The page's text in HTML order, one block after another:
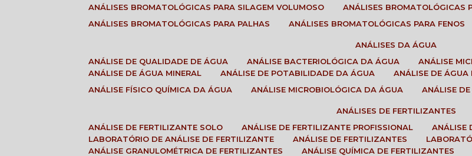
ANÁLISES BROMATOLÓGICAS PARA SILAGEM VOLUMOSO
ANÁLISES BROMATOLÓGICAS
ANÁLISES BROMATOLÓGICAS PARA PALHAS
ANÁLISES BROMATOLÓGICAS PARA FENOS
ANÁLISES DA ÁGUA
ANÁLISE DE QUALIDADE DE ÁGUA
ANÁLISE BACTERIOLÓGICA DA ÁGUA ANÁLISE
ANÁLISE DE ÁGUA MINERAL
ANÁLISE DE POTABILIDADE DA ÁGUA ANÁLISE DE
ANÁLISE FÍSICO QUÍMICA DA ÁGUA
ANÁLISE MICROBIOLÓGICA DA ÁGUA ANÁLISE
ANÁLISES DE FERTILIZANTES
ANÁLISE DE FERTILIZANTE SOLO
ANÁLISE DE FERTILIZANTE PROFISSIONAL
LABORATÓRIO DE ANÁLISE DE FERTILIZANTE
ANÁLISE DE FERTILIZANTES
ANÁLISE GRANULOMÉTRICA DE FERTILIZANTES
ANÁLISE QUÍMICA DE FERTILIZANTES